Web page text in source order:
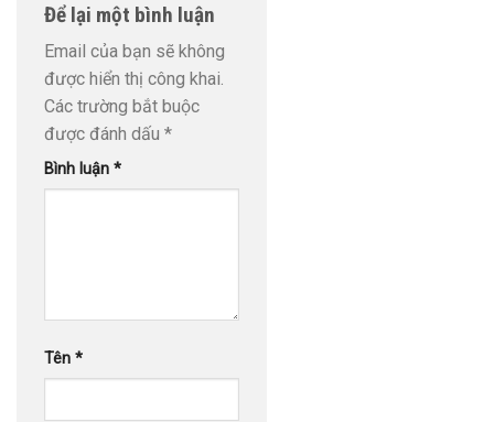
Để lại một bình luận
Email của bạn sẽ không
được hiển thị công khai.
Các trường bắt buộc
được đánh dấu *
Bình luận *
Tên *